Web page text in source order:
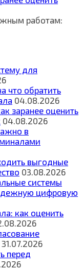
работам:
для
что обратить
04.08.2026
заранее оценить
04.08.2026
в
выгодные
03.08.2026
системы
цифровую
как оценить
31.07.2026
перед